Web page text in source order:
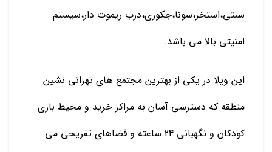
سنتی،استخر،سونا،جکوزی،درب ریموت دار،سیستم
امنیتی بالا می باشد.
این ویلا در یکی از بهترین مجتمع های تهرانی نشین
منطقه که دسترسی آسان به مراکز خرید و محیط بازی
کودکان و نگهبانی 24 ساعته و فضاهای تفریحی می